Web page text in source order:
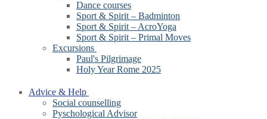
Dance courses
Sport & Spirit – Badminton
Sport & Spirit – AcroYoga
Sport & Spirit – Primal Moves
Excursions
Paul's Pilgrimage
Holy Year Rome 2025
Advice & Help
Social counselling
Pyschological Advisor